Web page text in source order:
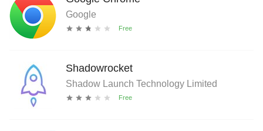
Google
Shadowrocket
Shadow Launch Technology Limited